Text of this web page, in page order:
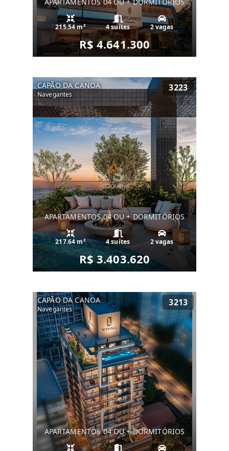
APARTAMENTOS 04 OU + DORMITÓRIOS
215.54 m² 4 suítes 2 vagas
R$ 4.641.300
CAPÃO DA CANOA
Navegantes
3223
APARTAMENTOS 04 OU + DORMITÓRIOS
217.64 m² 4 suítes 2 vagas
R$ 3.403.620
CAPÃO DA CANOA
Navegantes
3213
APARTAMENTOS 04 OU + DORMITÓRIOS